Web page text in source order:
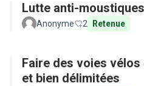
Lutte anti-moustiques
Anonyme 2 Retenue
Faire des voies
et bien délimitées